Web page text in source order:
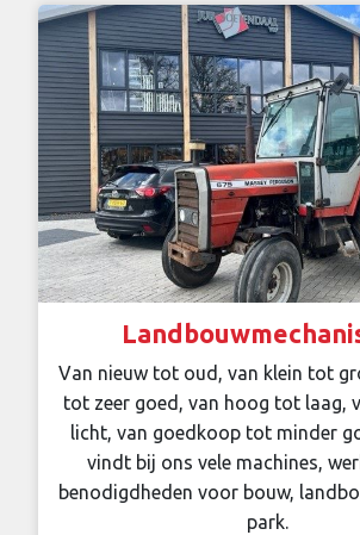
Van nieuw tot oud, van klein tot
tot zeer goed, van hoog tot laag,
licht, van goedkoop tot minder
vindt bij ons vele machines,
benodigdheden voor bouw,
park.